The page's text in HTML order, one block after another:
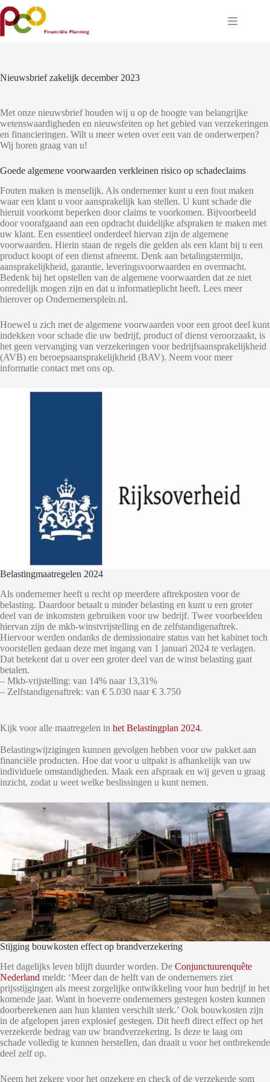
Ga
naar
de
inhoud
Nieuwsbrief zakelijk december 2023
Met onze nieuwsbrief houden wij u op de hoogte van belangrijke
wetenswaardigheden en nieuwsfeiten op het gebied van verzekeringen
en financieringen. Wilt u meer weten over een van de onderwerpen?
Wij horen graag van u!
Goede algemene voorwaarden verkleinen risico op schadeclaims
Fouten maken is menselijk. Als ondernemer kunt u een fout maken
waar een klant u voor aansprakelijk kan stellen. U kunt schade die
hieruit voorkomt beperken door claims te voorkomen. Bijvoorbeeld
door voorafgaand aan een opdracht duidelijke afspraken te maken met
uw klant. Een essentieel onderdeel hiervan zijn de algemene
voorwaarden. Hierin staan de regels die gelden als een klant bij u een
product koopt of een dienst afneemt. Denk aan betalingstermijn,
aansprakelijkheid, garantie, leveringsvoorwaarden en overmacht.
Bedenk bij het opstellen van de algemene voorwaarden dat ze niet
onredelijk mogen zijn en dat u informatieplicht heeft. Lees meer
hierover op Ondernemersplein.nl.
Hoewel u zich met de algemene voorwaarden voor een groot deel kunt
indekken voor schade die uw bedrijf, product of dienst veroorzaakt, is
het geen vervanging van verzekeringen voor bedrijfsaansprakelijkheid
(AVB) en beroepsaansprakelijkheid (BAV). Neem voor meer
informatie contact met ons op.
Belastingmaatregelen 2024
Als ondernemer heeft u recht op meerdere aftrekposten voor de
belasting. Daardoor betaalt u minder belasting en kunt u een groter
deel van de inkomsten gebruiken voor uw bedrijf. Twee voorbeelden
hiervan zijn de mkb-winstvrijstelling en de zelfstandigenaftrek.
Hiervoor werden ondanks de demissionaire status van het kabinet toch
voorstellen gedaan deze met ingang van 1 januari 2024 te verlagen.
Dat betekent dat u over een groter deel van de winst belasting gaat
betalen.
– Mkb-vrijstelling: van 14% naar 13,31%
– Zelfstandigenaftrek: van € 5.030 naar € 3.750
Kijk voor alle maatregelen in het Belastingplan 2024.
Belastingwijzigingen kunnen gevolgen hebben voor uw pakket aan
financiële producten. Hoe dat voor u uitpakt is afhankelijk van uw
individuele omstandigheden. Maak een afspraak en wij geven u graag
inzicht, zodat u weet welke beslissingen u kunt nemen.
Stijging bouwkosten effect op brandverzekering
Het dagelijks leven blijft duurder worden. De Conjunctuurenquête
Nederland meldt: ‘Meer dan de helft van de ondernemers ziet
prijsstijgingen als meest zorgelijke ontwikkeling voor hun bedrijf in het
komende jaar. Want in hoeverre ondernemers gestegen kosten kunnen
doorberekenen aan hun klanten verschilt sterk.’ Ook bouwkosten zijn
in de afgelopen jaren explosief gestegen. Dit heeft direct effect op het
verzekerde bedrag van uw brandverzekering. Is deze te laag om
schade volledig te kunnen herstellen, dan draait u voor het ontbrekende
deel zelf op.
Neem het zekere voor het onzekere en check of de verzekerde som